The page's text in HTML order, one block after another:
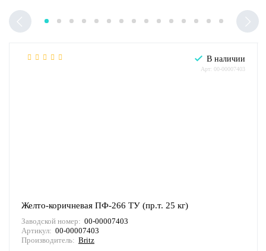
В наличии
Арт: 00-00007403
Желто-коричневая ПФ-266 ТУ (пр.т. 25 кг)
Заводской номер: 00-00007403
Артикул: 00-00007403
Производитель: Britz